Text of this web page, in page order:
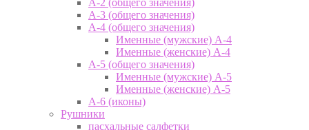
А-3 (общего значения)
А-4 (общего значения)
Именные (мужские) А-4
Именные (женские) А-4
А-5 (общего значения)
Именные (мужские) А-5
Именные (женские) А-5
А-6 (иконы)
Рушники
пасхальные салфетки